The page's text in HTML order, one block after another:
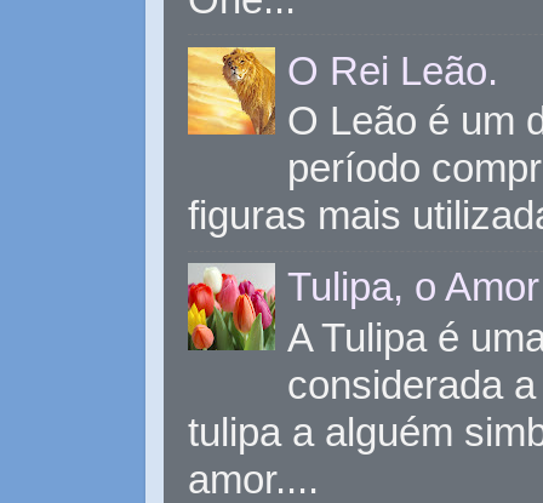
O Rei Leão.
O Leão é um
período
figuras mais
Tulipa, o
A Tulipa é
considerada
tulipa a alguém
amor....